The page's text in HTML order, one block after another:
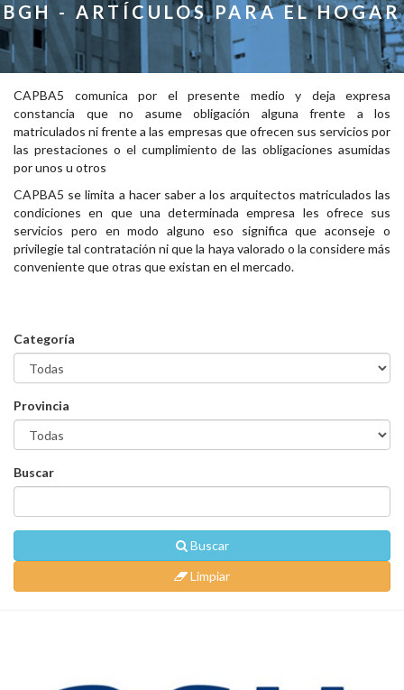
BGH - ARTÍCULOS PARA EL HOGAR
CAPBA5 comunica por el presente medio y deja expresa
constancia que no asume obligación alguna frente a los
matriculados ni frente a las empresas que ofrecen sus servicios por
las prestaciones o el cumplimiento de las obligaciones asumidas
por unos u otros
CAPBA5 se limita a hacer saber a los arquitectos matriculados las
condiciones en que una determinada empresa les ofrece sus
servicios pero en modo alguno eso significa que aconseje o
privilegie tal contratación ni que la haya valorado o la considere más
conveniente que otras que existan en el mercado.
Categoría
Provincia
Buscar
Buscar
Limpiar